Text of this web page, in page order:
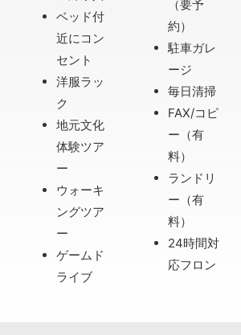
ベッド付
近にコン
セント
洋服ラッ
ク
地元文化
体験ツア
ー
ウォーキ
ングツア
ー
ゲームド
ライブ
（要予
約）
駐車ガレ
ージ
毎日清掃
FAX/コピ
ー（有
料）
ランドリ
ー（有
料）
24時間対
応フロン